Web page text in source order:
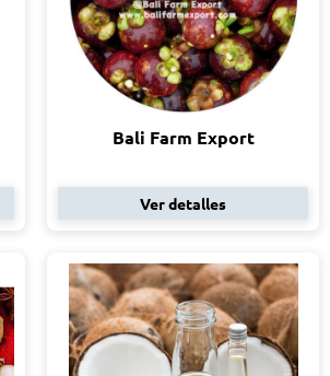
Bali Farm Export
Ver detalles